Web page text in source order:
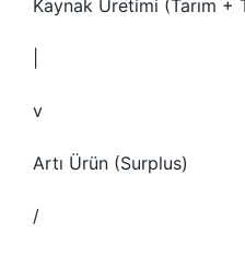
Kaynak Üretimi (Tarım +
v
Artı Ürün (Surplus)
/